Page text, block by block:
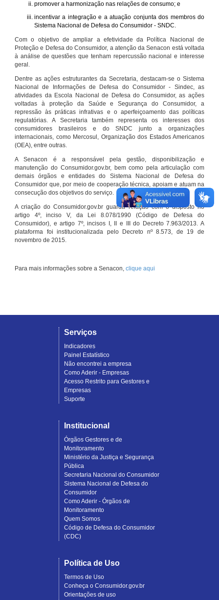
promover a harmonização nas relações de consumo; e
incentivar a integração e a atuação conjunta dos membros do
Sistema Nacional de Defesa do Consumidor - SNDC.
Com o objetivo de ampliar a efetividade da Política Nacional de
Proteção e Defesa do Consumidor, a atenção da Senacon está voltada
à análise de questões que tenham repercussão nacional e interesse
geral.
Dentre as ações estruturantes da Secretaria, destacam-se o Sistema
Nacional de Informações de Defesa do Consumidor - Sindec, as
atividades da Escola Nacional de Defesa do Consumidor, as ações
voltadas à proteção da Saúde e Segurança do Consumidor, a
repressão às práticas infrativas e o aperfeiçoamento das políticas
regulatórias. A Secretaria também representa os interesses dos
consumidores brasileiros e do SNDC junto a organizações
internacionais, como Mercosul, Organização dos Estados Americanos
(OEA), entre outras.
A Senacon é a responsável pela gestão, disponibilização e
manutenção do Consumidor.gov.br, bem como pela articulação com
demais órgãos e entidades do Sistema Nacional de Defesa do
Consumidor que, por meio de cooperação técnica, apoiam e atuam na
consecução dos objetivos do serviço.
A criação do Consumidor.gov.br guarda relação com o disposto no
artigo 4º, inciso V, da Lei 8.078/1990 (Código de Defesa do
Consumidor), e artigo 7º, incisos I, II e III do Decreto 7.963/2013. A
plataforma foi institucionalizada pelo Decreto nº 8.573, de 19 de
novembro de 2015.
Para mais informações sobre a Senacon, clique aqui
Serviços
Indicadores
Painel Estatístico
Não encontrei a empresa
Como Aderir - Empresas
Acesso Restrito para Gestores e
Empresas
Suporte
Institucional
Órgãos Gestores e de
Monitoramento
Ministério da Justiça e Segurança
Pública
Secretaria Nacional do Consumidor
Sistema Nacional de Defesa do
Consumidor
Como Aderir - Órgãos de
Monitoramento
Quem Somos
Código de Defesa do Consumidor
(CDC)
Política de Uso
Termos de Uso
Conheça o Consumidor.gov.br
Orientações de uso